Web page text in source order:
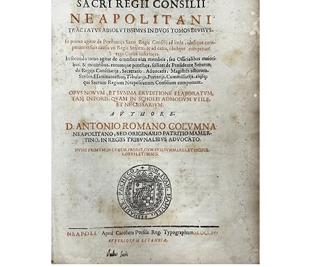
Vendedores
Comenzar a vender
CERRAR